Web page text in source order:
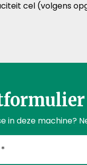
cel (volgens
in deze machine?